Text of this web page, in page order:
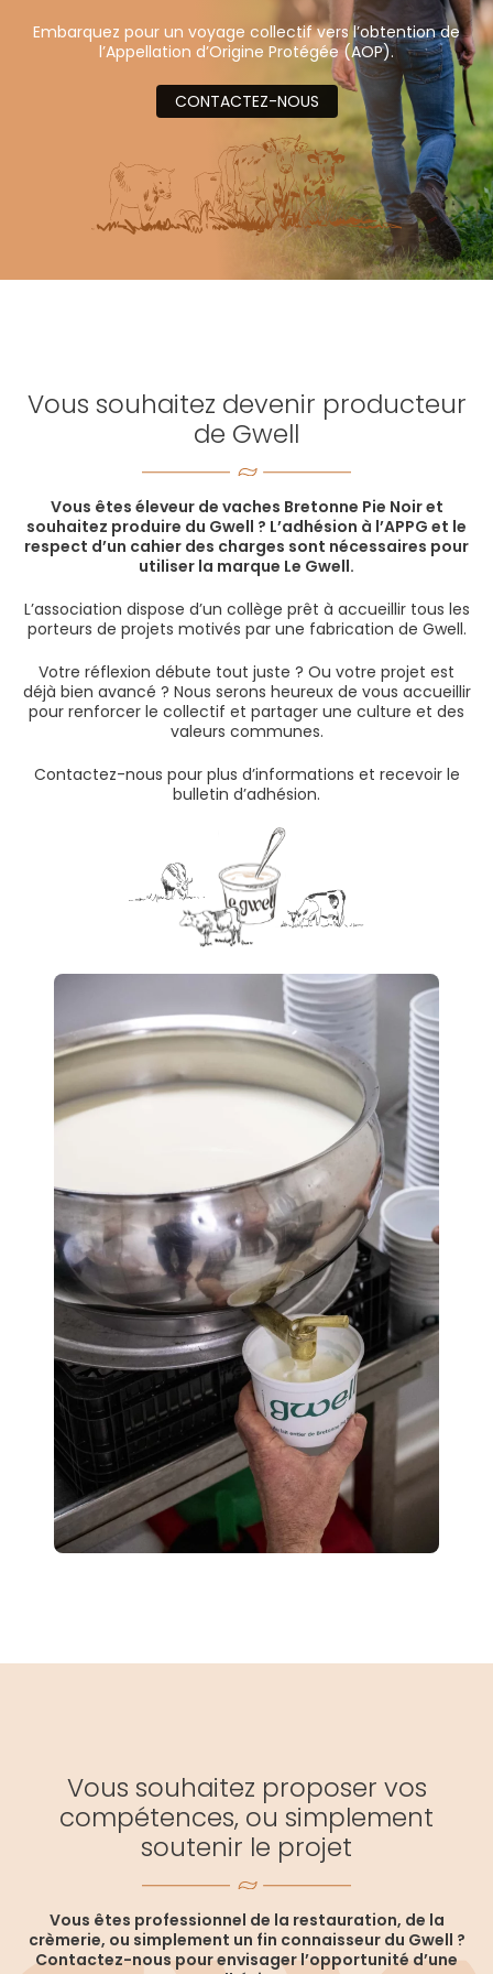
Embarquez pour un voyage collectif vers l’obtention de
l’Appellation d’Origine Protégée (AOP).
CONTACTEZ-NOUS
Vous souhaitez devenir producteur
de Gwell
Vous êtes éleveur de vaches Bretonne Pie Noir et
souhaitez produire du Gwell ? L’adhésion à l’APPG et le
respect d’un cahier des charges sont nécessaires pour
utiliser la marque Le Gwell.
L’association dispose d’un collège prêt à accueillir tous les
porteurs de projets motivés par une fabrication de Gwell.
Votre réflexion débute tout juste ? Ou votre projet est
déjà bien avancé ? Nous serons heureux de vous accueillir
pour renforcer le collectif et partager une culture et des
valeurs communes.
Contactez-nous pour plus d’informations et recevoir le
bulletin d’adhésion.
Vous souhaitez proposer vos
compétences, ou simplement
soutenir le projet
Vous êtes professionnel de la restauration, de la
crèmerie, ou simplement un fin connaisseur du Gwell ?
Contactez-nous pour envisager l’opportunité d’une